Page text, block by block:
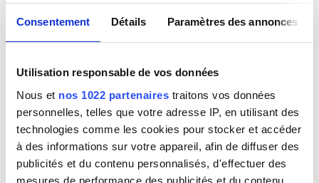
Consentement Détails Paramètres des annonces
Utilisation responsable de vos données
Nous et nos 1022 partenaires traitons vos données
personnelles, telles que votre adresse IP, en utilisant des
technologies comme les cookies pour stocker et accéder
à des informations sur votre appareil, afin de diffuser des
publicités et du contenu personnalisés, d'effectuer des
mesures de performance des publicités et du contenu,